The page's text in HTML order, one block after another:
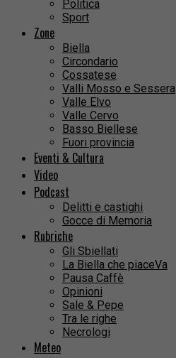
Politica
Sport
Zone
Biella
Circondario
Cossatese
Valli Mosso e Sessera
Valle Elvo
Valle Cervo
Basso Biellese
Fuori provincia
Eventi & Cultura
Video
Podcast
Delitti e castighi
Gocce di Memoria
Rubriche
Gli Sbiellati
La Biella che piaceVa
Pausa Caffè
Opinioni
Sale & Pepe
Tra le righe
Necrologi
Meteo